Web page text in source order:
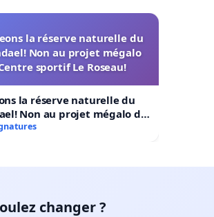
la réserve naturelle du
Non au projet mégalo
sportif Le Roseau!
la réserve naturelle du
Non au projet mégalo du
Le Roseau!
changer ?